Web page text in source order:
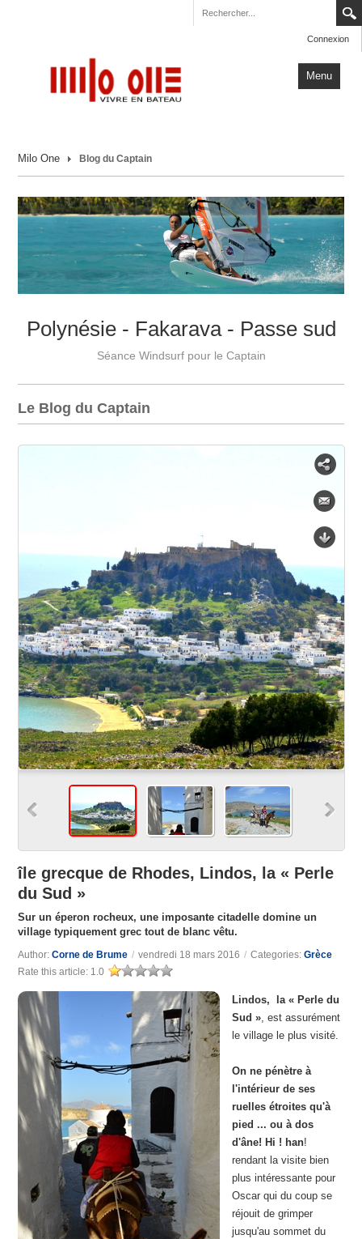
Connexion
Menu
Carnets de Voyage
Actualités
Plus
Milo One Blog du Captain
Polynésie - Fakarava - Passe sud
Séance Windsurf pour le Captain
Le Blog du Captain
île grecque de Rhodes, Lindos, la « Perle
du Sud »
Sur un éperon rocheux, une imposante citadelle domine un
village typiquement grec tout de blanc vêtu.
Author:Corne de Brume / vendredi 18 mars 2016 / Categories:Grèce
Rate this article: 1.0
Lindos, la « Perle du
Sud », est assurément
le village le plus visité.
On ne pénètre à
l'intérieur de ses
ruelles étroites qu'à
pied ... ou à dos
d'âne! Hi ! han!
rendant la visite bien
plus intéressante pour
Oscar qui du coup se
réjouit de grimper
jusqu'au sommet du